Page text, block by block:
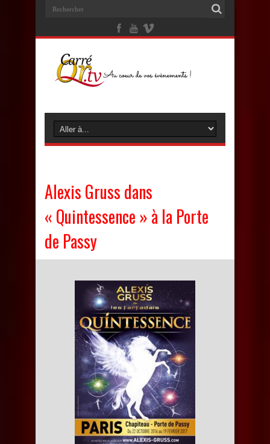
Alexis Gruss dans
« Quintessence » à la Porte
de Passy